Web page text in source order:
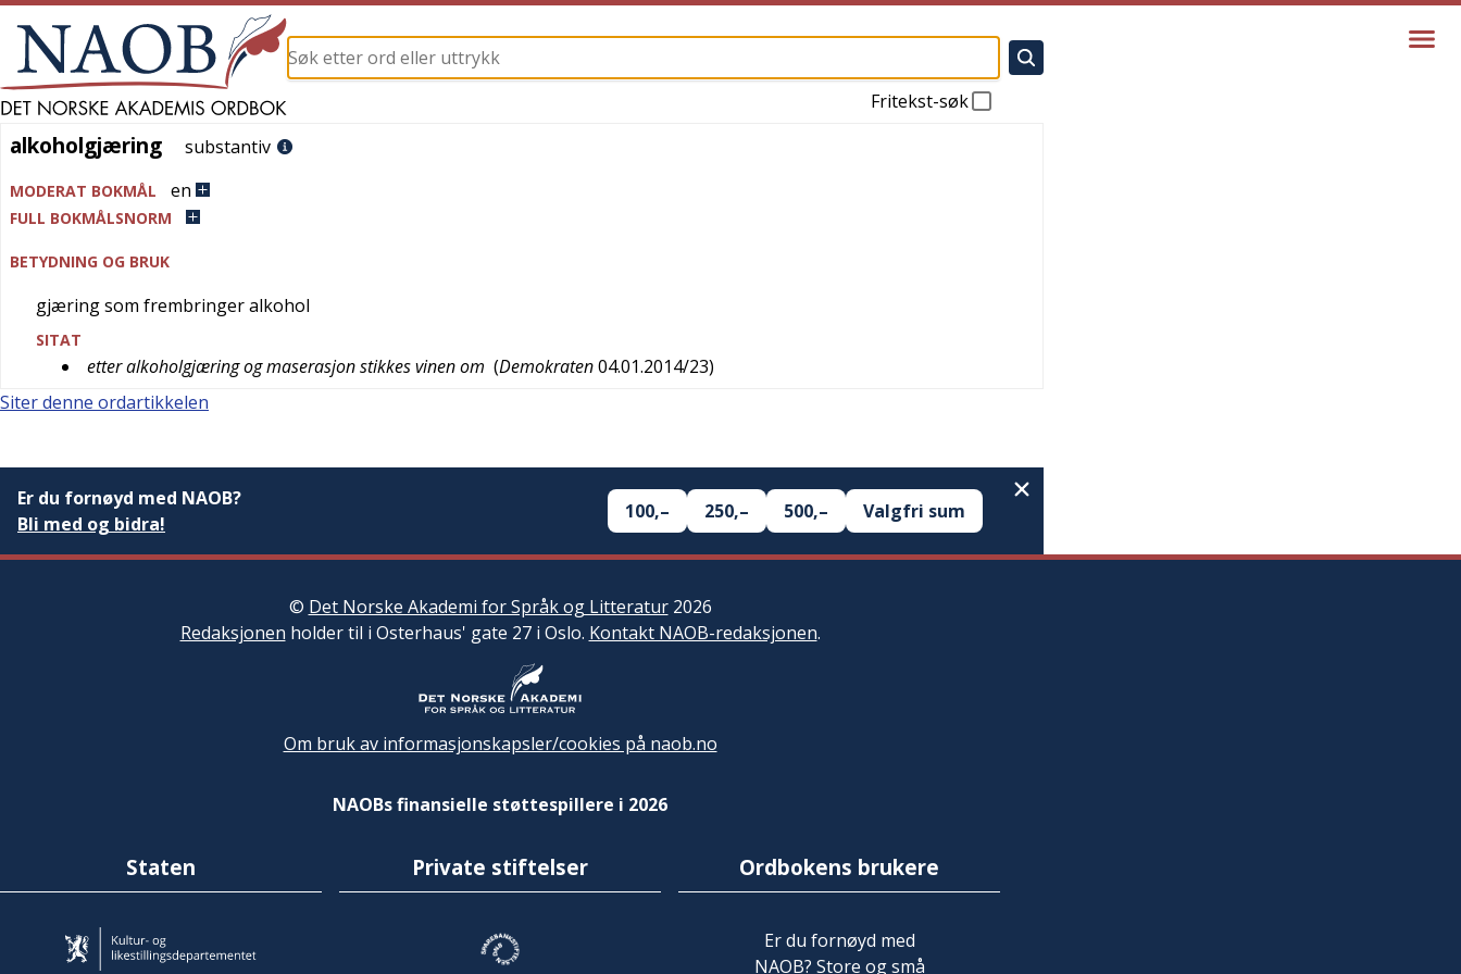
Fritekst-søk
alkoholgjæring
alkoholgjæring substantiv
MODERAT BOKMÅL en
FULL BOKMÅLSNORM
BETYDNING OG BRUK
gjæring som frembringer alkohol
SITAT
etter alkoholgjæring og maserasjon stikkes vinen om (Demokraten04.01.2014/23)
Siter denne ordartikkelen
Er du fornøyd med NAOB?
Bli med og bidra!
100,– 250,– 500,– Valgfri sum
© Det Norske Akademi for Språk og Litteratur2026
Redaksjonen holder til i Osterhaus' gate 27 i Oslo. Kontakt NAOB-redaksjonen.
Om bruk av informasjonskapsler/cookies på naob.no
NAOBs finansielle støttespillere i 2026
Staten Private stiftelser Ordbokens brukere
Er du fornøyd med
NAOB? Store og små